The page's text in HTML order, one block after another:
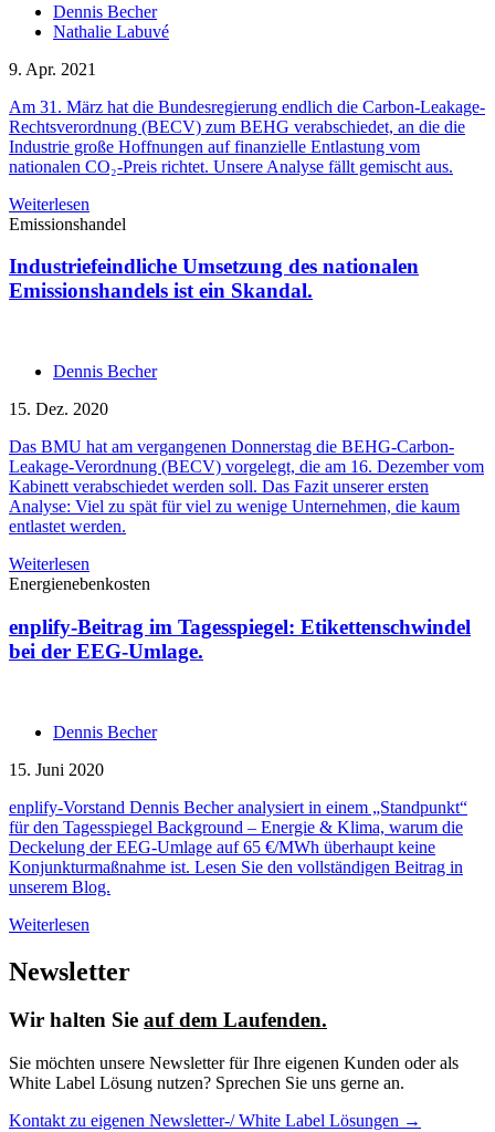
Dennis Becher
Nathalie Labuvé
9. Apr. 2021
Am 31. März hat die Bundesregierung endlich die Carbon-Leakage-
Rechtsverordnung (BECV) zum BEHG verabschiedet, an die die
Industrie große Hoffnungen auf finanzielle Entlastung vom
nationalen CO₂-Preis richtet. Unsere Analyse fällt gemischt aus.
Weiterlesen
Emissionshandel
Industriefeindliche Umsetzung des nationalen
Emissionshandels ist ein Skandal.
Dennis Becher
15. Dez. 2020
Das BMU hat am vergangenen Donnerstag die BEHG-Carbon-
Leakage-Verordnung (BECV) vorgelegt, die am 16. Dezember vom
Kabinett verabschiedet werden soll. Das Fazit unserer ersten
Analyse: Viel zu spät für viel zu wenige Unternehmen, die kaum
entlastet werden.
Weiterlesen
Energienebenkosten
enplify-Beitrag im Tagesspiegel: Etikettenschwindel
bei der EEG-Umlage.
Dennis Becher
15. Juni 2020
enplify-Vorstand Dennis Becher analysiert in einem „Standpunkt“
für den Tagesspiegel Background – Energie & Klima, warum die
Deckelung der EEG-Umlage auf 65 €/MWh überhaupt keine
Konjunkturmaßnahme ist. Lesen Sie den vollständigen Beitrag in
unserem Blog.
Weiterlesen
Newsletter
Wir halten Sie auf dem Laufenden.
Sie möchten unsere Newsletter für Ihre eigenen Kunden oder als
White Label Lösung nutzen? Sprechen Sie uns gerne an.
Kontakt zu eigenen Newsletter-/ White Label Lösungen →